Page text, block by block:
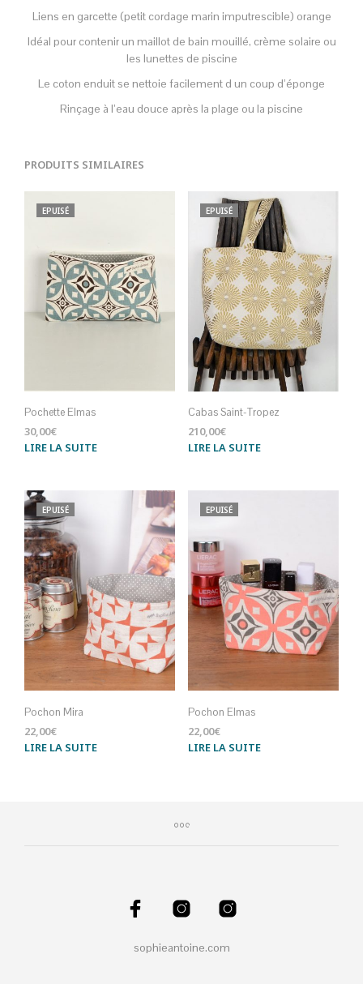
Liens en garcette (petit cordage marin imputrescible) orange
Idéal pour contenir un maillot de bain mouillé, crème solaire ou
les lunettes de piscine
Le coton enduit se nettoie facilement d un coup d’éponge
Rinçage à l’eau douce après la plage ou la piscine
PRODUITS SIMILAIRES
EPUISÉ
Pochette Elmas
30,00€
LIRE LA SUITE
EPUISÉ
Cabas Saint-Tropez
210,00€
LIRE LA SUITE
EPUISÉ
Pochon Mira
22,00€
LIRE LA SUITE
EPUISÉ
Pochon Elmas
22,00€
LIRE LA SUITE
sophieantoine.com